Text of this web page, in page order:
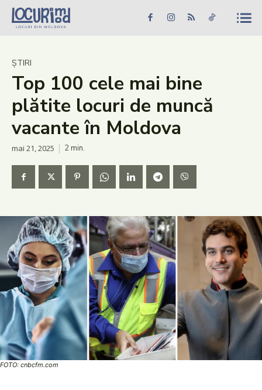
Caută în site... Căutare
Știri
Evenimente
Dezvoltare rurală
Vinării
Patrimoniu
Produs Acasă
ȘTIRI
Top 100 cele mai bine
plătite locuri de muncă
vacante în Moldova
mai 21, 2025 2min.
FOTO: cnbcfm.com